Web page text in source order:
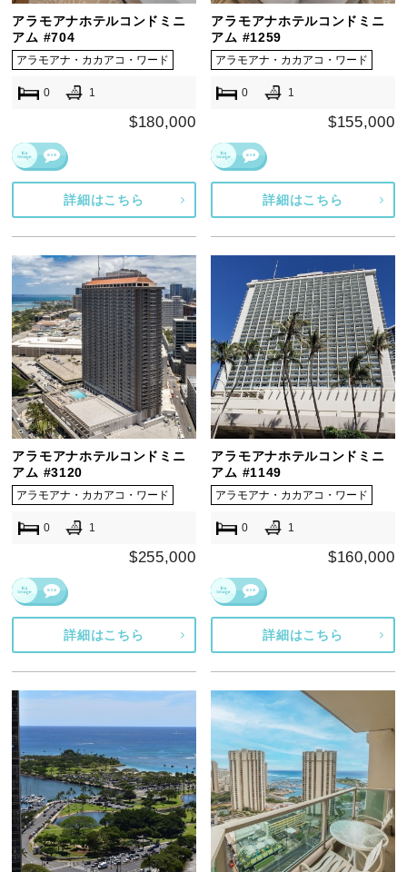
アラモアナホテルコンドミニ
アム #704
アラモアナ・カカアコ・ワード
0 1
$180,000
詳細はこちら
アラモアナホテルコンドミニ
アム #1259
アラモアナ・カカアコ・ワード
0 1
$155,000
詳細はこちら
アラモアナホテルコンドミニ
アム #3120
アラモアナ・カカアコ・ワード
0 1
$255,000
詳細はこちら
アラモアナホテルコンドミニ
アム #1149
アラモアナ・カカアコ・ワード
0 1
$160,000
詳細はこちら